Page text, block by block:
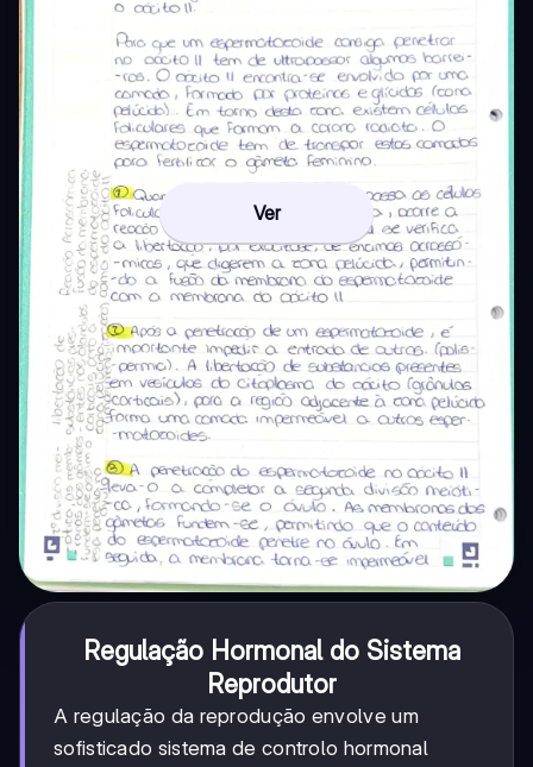
Ver
Regulação Hormonal do Sistema
Reprodutor
A regulação da reprodução envolve um
sofisticado sistema de controlo hormonal